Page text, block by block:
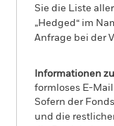
Sie die Liste
„Hedged“ im
Anfrage bei der
Informationen
formloses E-Mail
Sofern der
und die